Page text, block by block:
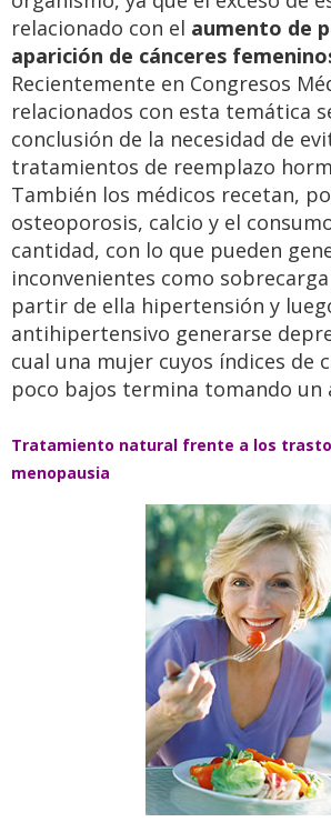
relacionado con el aumento de
aparición de cánceres
Recientemente en Congresos
relacionados con esta temática
conclusión de la necesidad de
tratamientos de reemplazo
También los médicos recetan,
osteoporosis, calcio y el
cantidad, con lo que pueden
inconvenientes como
partir de ella hipertensión y
antihipertensivo generarse
cual una mujer cuyos índices de
poco bajos termina tomando un
Tratamiento natural frente a los
menopausia